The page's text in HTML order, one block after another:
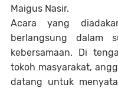
Maigus Nasir.
Acara yang
berlangsung dalam
kebersamaan. Di
tokoh masyarakat,
datang untuk